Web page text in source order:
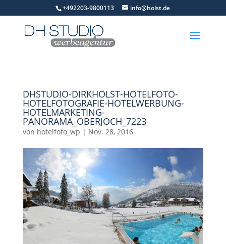
+492203-9800113 info@holst.de
DHSTUDIO-DIRKHOLST-HOTELFOTO-
HOTELFOTOGRAFIE-HOTELWERBUNG-
HOTELMARKETING-
PANORAMA_OBERJOCH_7223
von hotelfoto_wp | Nov. 28, 2016